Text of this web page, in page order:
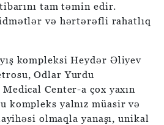
tam təmin edir.
və hərtərəfli rahatlıq
kompleksi Heydər Əliyev
Odlar Yurdu
Center-a çox yaxın
kompleks yalnız müasir və
olmaqla yanaşı, unikal